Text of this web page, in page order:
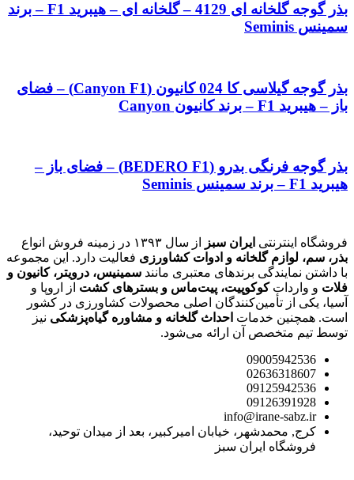
بذر گوجه گلخانه ای 4129 – گلخانه ای – هیبرید F1 – برند
سمینس Seminis
بذر گوجه گیلاسی کا 024 کانیون (Canyon F1) – فضای
باز – هیبرید F1 – برند کانیون Canyon
بذر گوجه فرنگی بدرو (BEDERO F1) – فضای باز –
هیبرید F1 – برند سمینس Seminis
فروشگاه اینترنتی ایران سبز
از سال ۱۳۹۳ در زمینه فروش انواع
بذر، سم، لوازم گلخانه و ادوات کشاورزی فعالیت دارد. این مجموعه
با داشتن نمایندگی برندهای معتبری مانند سمینیس، درویتر، کانیون و
فلات و وارداتکوکوپیت، پیت‌ماس و بسترهای کشت از اروپا و
آسیا، یکی از تأمین‌کنندگان اصلی محصولات کشاورزی در کشور
است. همچنین خدمات احداث گلخانه و مشاوره گیاه‌پزشکی نیز
توسط تیم متخصص آن ارائه می‌شود.
09005942536
02636318607
09125942536
09126391928
info@irane-sabz.ir
کرج, محمدشهر، خیابان امیرکبیر، بعد از میدان توحید،
فروشگاه ایران سبز